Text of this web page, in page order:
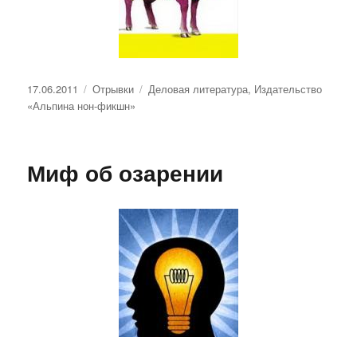
Опубликовано
17.06.2011 Рубрики
Отрывки Метки
Деловая литература, Издательство
«Альпина нон-фикшн»
Миф об озарении